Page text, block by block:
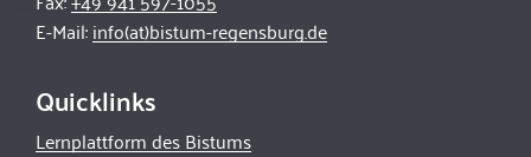
E-Mail:info(at)bistum-regensburg.de
Quicklinks
Lernplattform des Bistums